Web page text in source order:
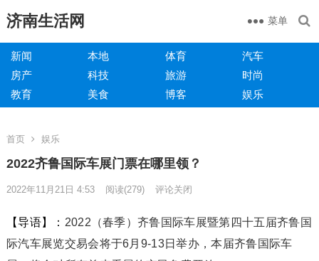
济南生活网 菜单
新闻 本地 体育
汽车
房产
科技 旅游
时尚
教育
美食 博客 娱乐
首页 娱乐
2022齐鲁国际车展门票在哪里领？
2022年11月21日 4:53 阅读(279) 评论关闭
【导语】： 2022（春季）齐鲁国际车展暨第四十五届齐鲁国
际汽车展览交易会将于6月9-13日举办，本届齐鲁国际车